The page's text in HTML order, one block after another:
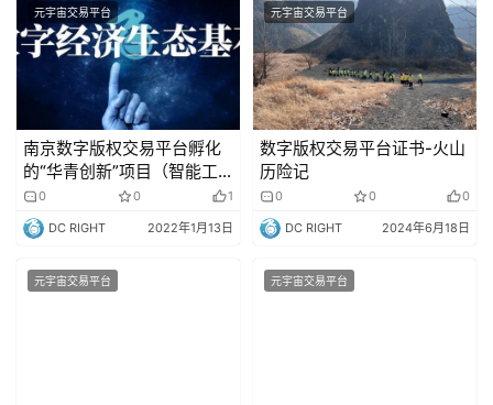
元宇宙交易平台
南京数字版权交易平台孵化
的“华青创新”项目（智能工
业云平台及行业解决方案评
为领军人才项目落地苏州吴
江区）APP正式上线
0 0 1
DC RIGHT 2022年1月13日
元宇宙交易平台
数字版权交易平台证书-火山
历险记
0 0 0
DC RIGHT 2024年6月18日
元宇宙交易平台 元宇宙交易平台